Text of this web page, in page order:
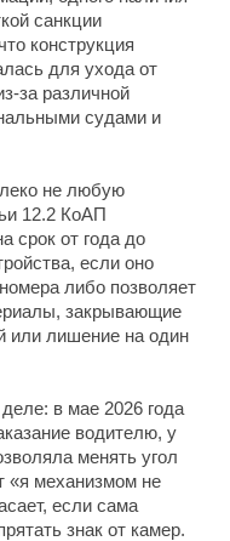
санкции
конструкция
для ухода от
за различной
судами и
не любую
12.2 КоАП
срок от года до
если оно
либо позволяет
закрывающие
или лишение на один
в мае 2026 года
водителю, у
менять угол
«я механизмом не
если сама
знак от камер.